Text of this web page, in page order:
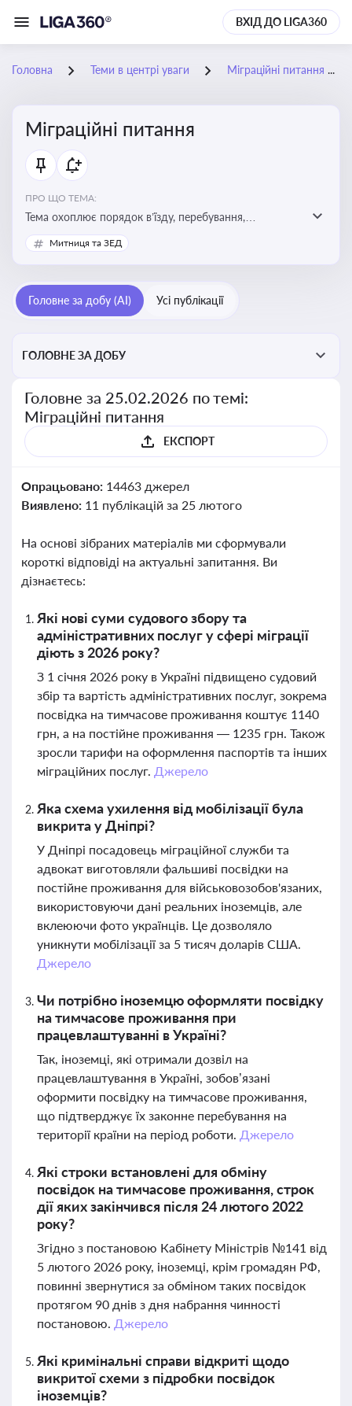
ВХІД ДО LIGA360
Головна Теми в центрі уваги Міграційні питання
Міграційні питання
ПРО ЩО ТЕМА:
Тема охоплює порядок в’їзду, перебування,
працевлаштування іноземців, а також набуття або
втрату громадянства України
Митниця та ЗЕД
Головне за добу (AI) Усі публікації
ГОЛОВНЕ ЗА ДОБУ
Головне за 25.02.2026 по темі:
Міграційні питання
ЕКСПОРТ
Опрацьовано: 14463 джерел
Виявлено: 11 публікацій за 25 лютого
На основі зібраних матеріалів ми сформували
короткі відповіді на актуальні запитання. Ви
дізнаєтесь:
Які нові суми судового збору та
адміністративних послуг у сфері міграції
діють з 2026 року?
З 1 січня 2026 року в Україні підвищено судовий
збір та вартість адміністративних послуг, зокрема
посвідка на тимчасове проживання коштує 1140
грн, а на постійне проживання — 1235 грн. Також
зросли тарифи на оформлення паспортів та інших
міграційних послуг. Джерело
Яка схема ухилення від мобілізації була
викрита у Дніпрі?
У Дніпрі посадовець міграційної служби та
адвокат виготовляли фальшиві посвідки на
постійне проживання для військовозобов'язаних,
використовуючи дані реальних іноземців, але
вклеюючи фото українців. Це дозволяло
уникнути мобілізації за 5 тисяч доларів США.
Джерело
Чи потрібно іноземцю оформляти посвідку
на тимчасове проживання при
працевлаштуванні в Україні?
Так, іноземці, які отримали дозвіл на
працевлаштування в Україні, зобов’язані
оформити посвідку на тимчасове проживання,
що підтверджує їх законне перебування на
території країни на період роботи. Джерело
Які строки встановлені для обміну
посвідок на тимчасове проживання, строк
дії яких закінчився після 24 лютого 2022
року?
Згідно з постановою Кабінету Міністрів №141 від
5 лютого 2026 року, іноземці, крім громадян РФ,
повинні звернутися за обміном таких посвідок
протягом 90 днів з дня набрання чинності
постановою. Джерело
Які кримінальні справи відкриті щодо
викритої схеми з підробки посвідок
іноземців?